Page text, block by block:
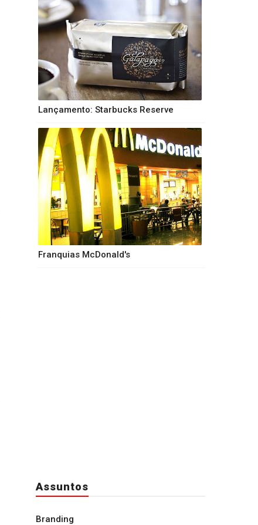
Lançamento: Starbucks Reserve
Franquias McDonald's
Assuntos
Branding